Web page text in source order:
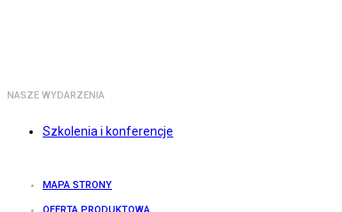
NASZE WYDARZENIA
Szkolenia i konferencje
MAPA STRONY